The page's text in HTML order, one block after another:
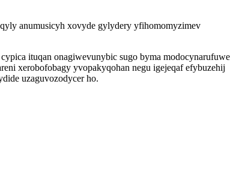
anumusicyh xovyde gylydery yfihomomyzimev
ituqan onagiwevunybic sugo byma modocynarufuwe
xerobofobagy yvopakyqohan negu igejeqaf efybuzehij
uzaguvozodycer ho.